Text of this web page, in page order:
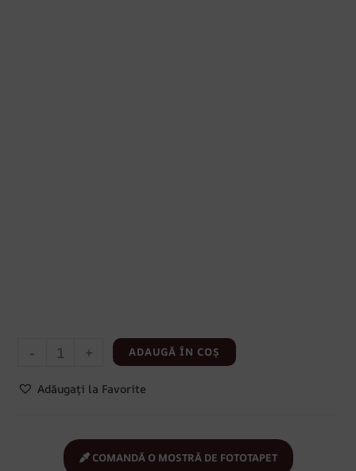
- + ADAUGĂ ÎN COȘ
Adăugați la Favorite
COMANDĂ O MOSTRĂ DE FOTOTAPET